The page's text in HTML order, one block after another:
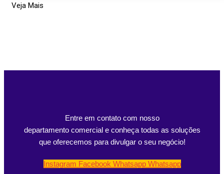
Veja Mais
Entre em contato com nosso
departamento comercial e conheça todas as soluções
que oferecemos para divulgar o seu negócio!
Instagram Facebook Whatsapp Whatsapp